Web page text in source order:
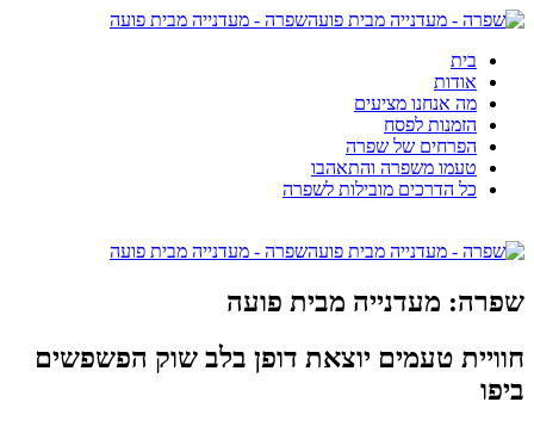
שפרה - מעדנייה מבית פועה
בית
אודות
מה אנחנו מציעים
הזמנות לפסח
הפרחים של שפרה
טעמו משפרה והתאהבו
כל הדרכים מובילות לשפרה
שפרה - מעדנייה מבית פועה
שפרה: מעדנייה מבית פועה
חוויית טעמים יוצאת דופן בלב שוק הפשפשים
ביפו